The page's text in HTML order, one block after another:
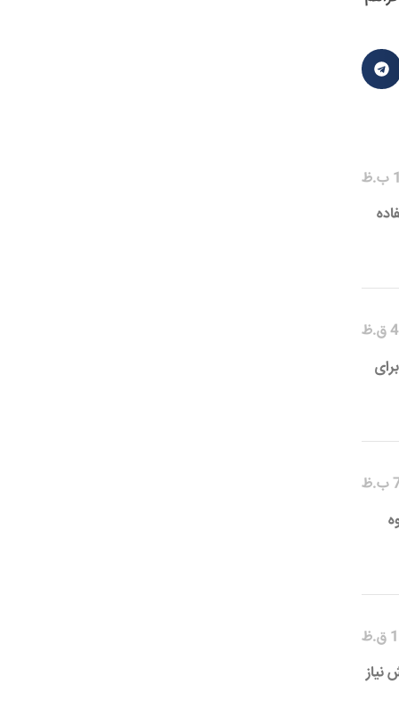
نیاز